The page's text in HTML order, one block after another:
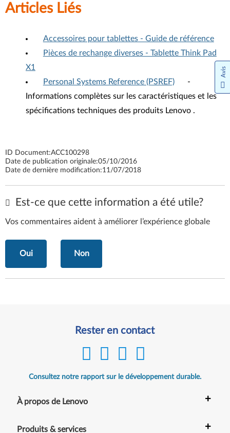
Articles Liés
Accessoires pour tablettes - Guide de référence
Pièces de rechange diverses - Tablette Think Pad
X1
Personal Systems Reference (PSREF)
-
Informations complètes sur les caractéristiques et les
spécifications techniques des produits Lenovo .
ID Document:ACC100298
Date de publication originale:05/10/2016
Date de dernière modification:11/07/2018
Est-ce que cette information a été utile?
Vos commentaires aident à améliorer l’expérience globale
Oui Non
Rester en contact
Consultez notre rapport sur le développement durable.
À propos de Lenovo +
Produits & services +
Avis